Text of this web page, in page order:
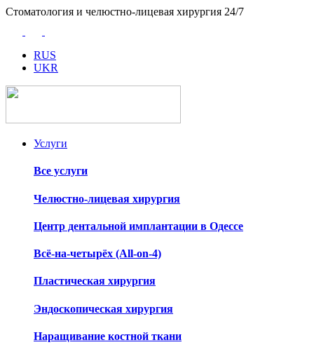
Стоматология и челюстно-лицевая хирургия 24/7
RUS
UKR
Услуги
Все услуги
Челюстно-лицевая хирургия
Центр дентальной имплантации в Одессе
Всё-на-четырёх (All-on-4)
Пластическая хирургия
Эндоскопическая хирургия
Наращивание костной ткани